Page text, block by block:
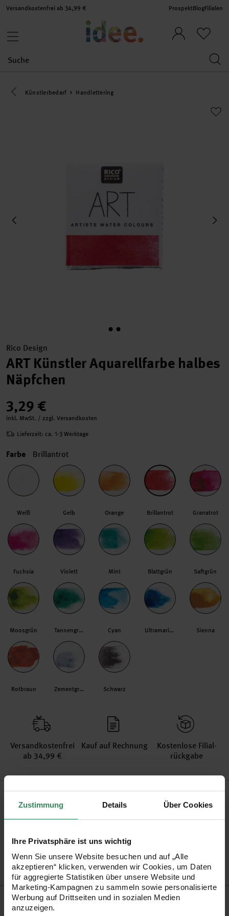
Zustimmung Details Über Cookies
Ihre Privatsphäre ist uns wichtig
Wenn Sie unsere Website besuchen und auf „Alle
akzeptieren“ klicken, verwenden wir Cookies, um Daten
für aggregierte Statistiken über unsere Website und
Marketing-Kampagnen zu sammeln sowie personalisierte
Werbung auf Drittseiten und in sozialen Medien
anzuzeigen.
Versandkostenfrei ab 34,99 € ProspektBlogFilialen
Eine Kategorie zurück navigieren
Künstlerbedarf Handlettering
Rico Design
ART Künstler Aquarellfarbe halbes
Näpfchen
3,29 €
inkl. MwSt. / zzgl. Versandkosten
Lieferzeit: ca. 1-3 Werktage
Farbe Brillantrot
Weiß Gelb Orange Brillantrot Granatrot
Fuchsia Violett Mint Blattgrün Saftgrün
Moosgrün Tannengrün Cyan Ultramarine Sienna
Rotbraun Zementgrau Schwarz
Versand­kosten­frei
ab 34,99 €
Kauf auf Rechnung
Kosten­lose Filial­
rückgabe
Produktinformation
3152522
Produktbeschreibung